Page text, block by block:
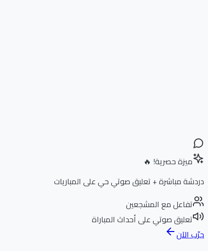
ميزة حصرية! 🔥
دردشة مباشرة + تعليق صوتي حي على المباريات
تفاعل مع المشجعين
تعليق صوتي على أحداث المباراة
جرّب الآن